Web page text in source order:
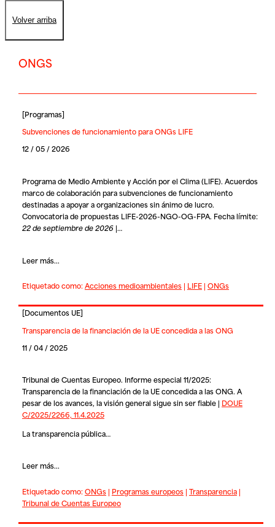
Volver arriba
ONGS
[Programas]
Subvenciones de funcionamiento para ONGs LIFE
12 / 05 / 2026
Programa de Medio Ambiente y Acción por el Clima (LIFE). Acuerdos
marco de colaboración para subvenciones de funcionamiento
destinadas a apoyar a organizaciones sin ánimo de lucro.
Convocatoria de propuestas LIFE-2026-NGO-OG-FPA. Fecha límite:
22 de septiembre de 2026|…
Leer más...
Etiquetado como:Acciones medioambientales| LIFE| ONGs
[Documentos UE]
Transparencia de la financiación de la UE concedida a las ONG
11 / 04 / 2025
Tribunal de Cuentas Europeo. Informe especial 11/2025:
Transparencia de la financiación de la UE concedida a las ONG. A
pesar de los avances, la visión general sigue sin ser fiable | DOUE
C/2025/2266, 11.4.2025
La transparencia pública…
Leer más...
Etiquetado como:ONGs| Programas europeos| Transparencia|
Tribunal de Cuentas Europeo